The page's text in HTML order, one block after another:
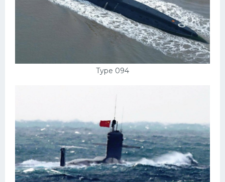
Type 094